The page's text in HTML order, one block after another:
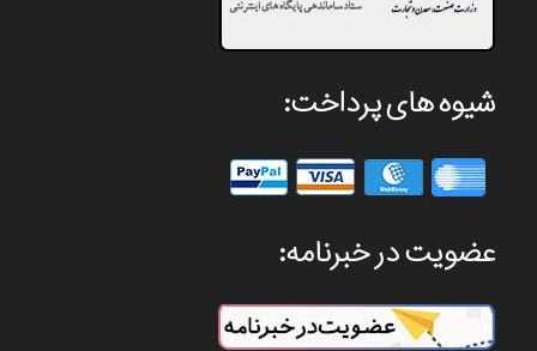
شیوه های پرداخت:
عضویت در خبرنامه: